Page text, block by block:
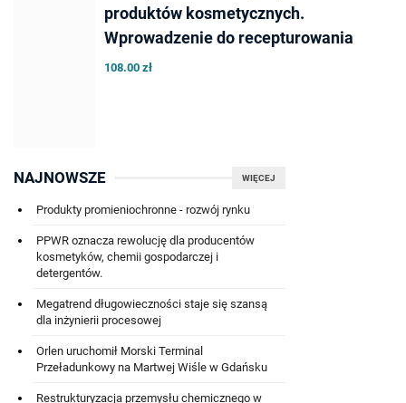
produktów kosmetycznych.
Wprowadzenie do recepturowania
108.00 zł
WIĘCEJ
NAJNOWSZE
Produkty promieniochronne - rozwój rynku
PPWR oznacza rewolucję dla producentów
kosmetyków, chemii gospodarczej i
detergentów.
Megatrend długowieczności staje się szansą
dla inżynierii procesowej
Orlen uruchomił Morski Terminal
Przeładunkowy na Martwej Wiśle w Gdańsku
Restrukturyzacja przemysłu chemicznego w